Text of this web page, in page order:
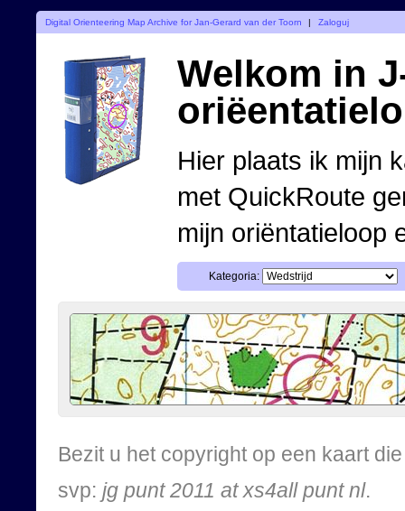
Digital Orienteering Map Archive for Jan-Gerard van der Toorn | Zaloguj
Welkom in
Hier plaats ik mijn
met QuickRoute
mijn oriëntatieloop
Kategoria:
Bezit u het copyright op een kaart
svp: jg punt 2011 at xs4all punt nl.